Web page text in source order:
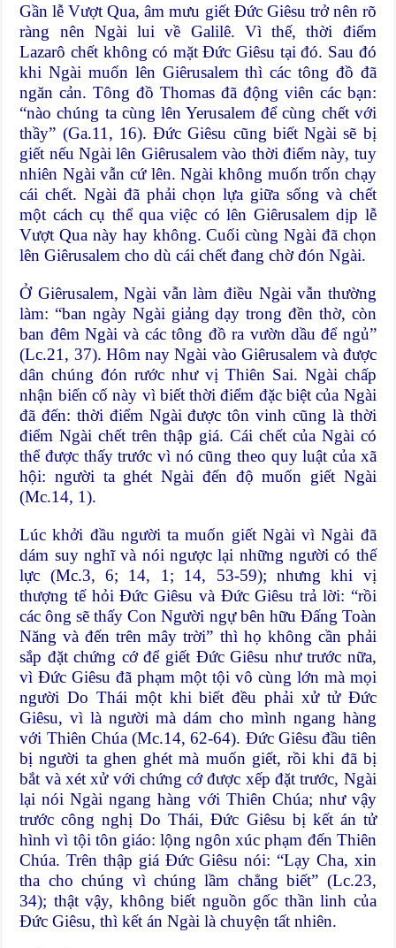
Gần lễ Vượt Qua, âm mưu giết Đức Giêsu trở nên rõ
ràng nên Ngài lui về Galilê. Vì thế, thời điểm
Lazarô chết không có mặt Đức Giêsu tại đó. Sau đó
khi Ngài muốn lên Giêrusalem thì các tông đồ đã
ngăn cản. Tông đồ Thomas đã động viên các bạn:
“nào chúng ta cùng lên Yerusalem để cùng chết với
thầy” (Ga.11, 16). Đức Giêsu cũng biết Ngài sẽ bị
giết nếu Ngài lên Giêrusalem vào thời điểm này, tuy
nhiên Ngài vẫn cứ lên. Ngài không muốn trốn chạy
cái chết. Ngài đã phải chọn lựa giữa sống và chết
một cách cụ thể qua việc có lên Giêrusalem dịp lễ
Vượt Qua này hay không. Cuối cùng Ngài đã chọn
lên Giêrusalem cho dù cái chết đang chờ đón Ngài.
Ở Giêrusalem, Ngài vẫn làm điều Ngài vẫn thường
làm: “ban ngày Ngài giảng dạy trong đền thờ, còn
ban đêm Ngài và các tông đồ ra vườn dầu để ngủ”
(Lc.21, 37). Hôm nay Ngài vào Giêrusalem và được
dân chúng đón rước như vị Thiên Sai. Ngài chấp
nhận biến cố này vì biết thời điểm đặc biệt của Ngài
đã đến: thời điểm Ngài được tôn vinh cũng là thời
điểm Ngài chết trên thập giá. Cái chết của Ngài có
thể được thấy trước vì nó cũng theo quy luật của xã
hội: người ta ghét Ngài đến độ muốn giết Ngài
(Mc.14, 1).
Lúc khởi đầu người ta muốn giết Ngài vì Ngài đã
dám suy nghĩ và nói ngược lại những người có thế
lực (Mc.3, 6; 14, 1; 14, 53-59); nhưng khi vị
thượng tế hỏi Đức Giêsu và Đức Giêsu trả lời: “rồi
các ông sẽ thấy Con Người ngự bên hữu Đấng Toàn
Năng và đến trên mây trời” thì họ không cần phải
sắp đặt chứng cớ để giết Đức Giêsu như trước nữa,
vì Đức Giêsu đã phạm một tội vô cùng lớn mà mọi
người Do Thái một khi biết đều phải xử tử Đức
Giêsu, vì là người mà dám cho mình ngang hàng
với Thiên Chúa (Mc.14, 62-64). Đức Giêsu đầu tiên
bị người ta ghen ghét mà muốn giết, rồi khi đã bị
bắt và xét xử với chứng cớ được xếp đặt trước, Ngài
lại nói Ngài ngang hàng với Thiên Chúa; như vậy
trước công nghị Do Thái, Đức Giêsu bị kết án tử
hình vì tội tôn giáo: lộng ngôn xúc phạm đến Thiên
Chúa. Trên thập giá Đức Giêsu nói: “Lạy Cha, xin
tha cho chúng vì chúng lầm chẳng biết” (Lc.23,
34); thật vậy, không biết nguồn gốc thần linh của
Đức Giêsu, thì kết án Ngài là chuyện tất nhiên.